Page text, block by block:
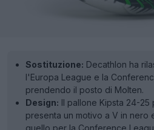
Sostituzione: Decathlon ha
l'Europa League e la
prendendo il posto di Molten.
Design: Il pallone Kipsta 24-
presenta un motivo a V in nero
quello per la Conference